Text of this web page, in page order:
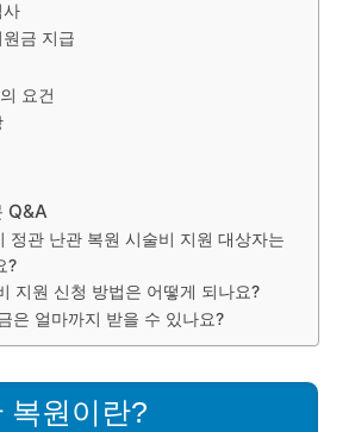
사
금 지급
요건
Q&A
정관 난관 복원 시술비 지원 대상자는
?
지원 신청 방법은 어떻게 되나요?
은 얼마까지 받을 수 있나요?
복원이란?